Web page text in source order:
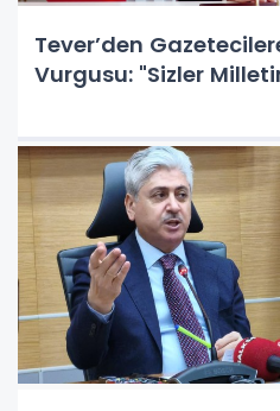
Tever’den
Vurgusu: "Sizler